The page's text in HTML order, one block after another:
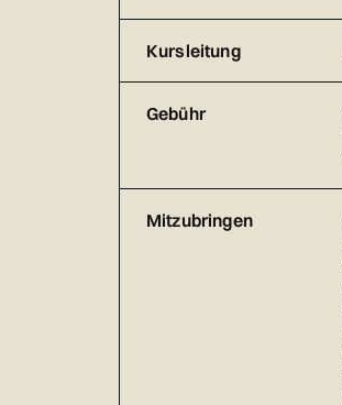
Kursleitung
Gebühr
Mitzubringen